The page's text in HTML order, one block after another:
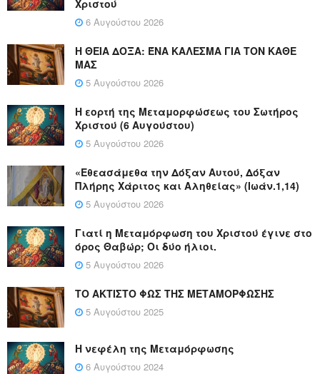
Χριστού
6 Αυγούστου 2026
Η ΘΕΙΑ ΔΟΞΑ: ΈΝΑ ΚΑΛΕΣΜΑ ΓΙΑ ΤΟΝ ΚΑΘΕ
ΜΑΣ
5 Αυγούστου 2026
Η εορτή της Μεταμορφώσεως του Σωτήρος
Χριστού (6 Αυγούστου)
5 Αυγούστου 2026
«Εθεασάμεθα την Δόξαν Αυτού, Δόξαν
Πλήρης Χάριτος και Αληθείας» (Ιωάν.1,14)
5 Αυγούστου 2026
Γιατί η Μεταμόρφωση του Χριστού έγινε στο
όρος Θαβώρ; Οι δύο ήλιοι.
5 Αυγούστου 2026
ΤΟ ΑΚΤΙΣΤΟ ΦΩΣ ΤΗΣ ΜΕΤΑΜΟΡΦΩΣΗΣ
5 Αυγούστου 2025
Η νεφέλη της Μεταμόρφωσης
6 Αυγούστου 2024